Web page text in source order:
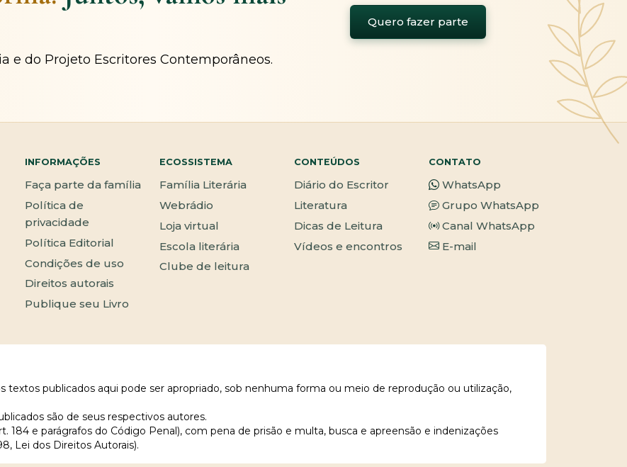
e do Projeto Escritores Contemporâneos.
Quero fazer parte
INFORMAÇÕES
Faça parte da família
Política de
privacidade
Política Editorial
Condições de uso
Direitos autorais
Publique seu Livro
ECOSSISTEMA
Família Literária
Webrádio
Loja virtual
Escola literária
Clube de leitura
CONTEÚDOS
Diário do Escritor
Literatura
Dicas de Leitura
Vídeos e encontros
CONTATO
WhatsApp
Grupo WhatsApp
Canal WhatsApp
E-mail
textos publicados aqui pode ser apropriado, sob nenhuma forma ou meio de reprodução ou utilização,
são de seus respectivos autores.
184 e parágrafos do Código Penal), com pena de prisão e multa, busca e apreensão e indenizações
Lei dos Direitos Autorais).